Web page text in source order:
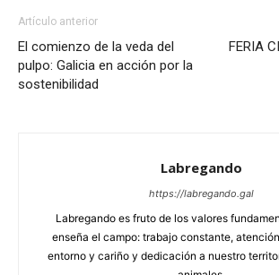
Artículo anterior
El comienzo de la veda del
pulpo: Galicia en acción por la
sostenibilidad
FERIA
Labregando
https://labregando.gal
Labregando es fruto de los valores
enseña el campo: trabajo constante,
entorno y cariño y dedicación a nuestro